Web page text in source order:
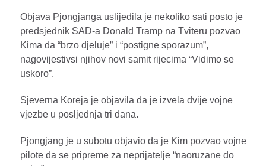
Objava Pjongjanga uslijedila je nekoliko sati posto je
predsjednik SAD-a Donald Tramp na Tviteru pozvao
Kima da “brzo djeluje” i “postigne sporazum”,
nagovijestivsi njihov novi samit rijecima “Vidimo se
uskoro”.
Sjeverna Koreja je objavila da je izvela dvije vojne
vjezbe u posljednja tri dana.
Pjongjang je u subotu objavio da je Kim pozvao vojne
pilote da se pripreme za neprijatelje “naoruzane do